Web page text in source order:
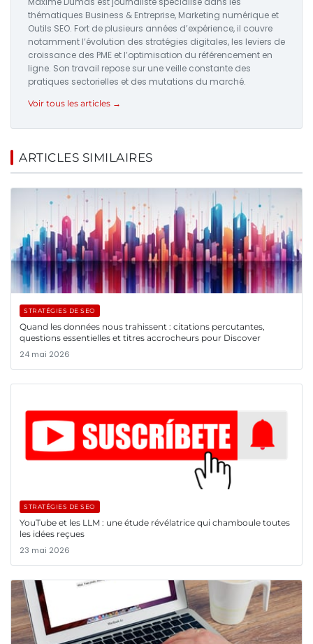
thématiques Business & Entreprise, Marketing numérique et
Outils SEO. Fort de plusieurs années d’expérience, il couvre
notamment l’évolution des stratégies digitales, les leviers de
croissance des PME et l’optimisation du référencement en
ligne. Son travail repose sur une veille constante des
pratiques sectorielles et des mutations du marché.
Voir tous les articles →
ARTICLES SIMILAIRES
STRATÉGIES DE SEO
Quand les données nous trahissent : citations percutantes,
questions essentielles et titres accrocheurs pour Discover
24 mai 2026
STRATÉGIES DE SEO
YouTube et les LLM : une étude révélatrice qui chamboule toutes
les idées reçues
23 mai 2026